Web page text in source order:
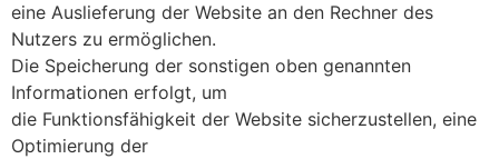
eine Auslieferung der Website an den Rechner des
Nutzers zu ermöglichen.
Die Speicherung der sonstigen oben genannten
Informationen erfolgt, um
die Funktionsfähigkeit der Website sicherzustellen, eine
Optimierung der